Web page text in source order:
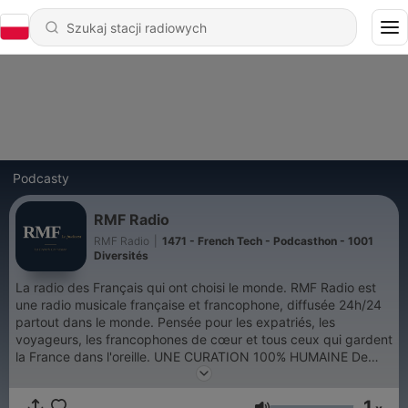
Podcasty
RMF Radio
RMF Radio
1471 - French Tech - Podcasthon - 1001
Diversités
La radio des Français qui ont choisi le monde. RMF Radio est
une radio musicale française et francophone, diffusée 24h/24
partout dans le monde. Pensée pour les expatriés, les
voyageurs, les francophones de cœur et tous ceux qui gardent
la France dans l'oreille. UNE CURATION 100% HUMAINE De
Goldman à Christine and the Queens, de Cabrel à la nouvelle